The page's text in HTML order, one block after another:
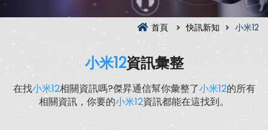
首頁 快訊新知 小米12
小米12資訊彙整
在找小米12相關資訊嗎?傑昇通信幫你彙整了小米12的所有
相關資訊，你要的小米12資訊都能在這找到。